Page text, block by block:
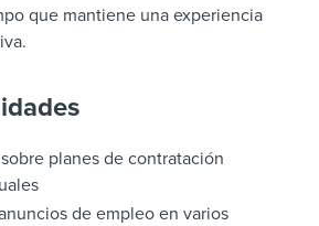
que mantiene una experiencia
planes de contratación
de empleo en varios